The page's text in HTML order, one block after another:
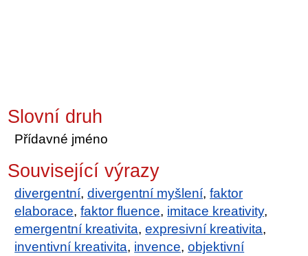
Slovní druh
Přídavné jméno
Související výrazy
divergentní,divergentní myšlení,faktor
elaborace,faktor fluence, imitace kreativity,
emergentní kreativita,expresivní kreativita,
inventivní kreativita, invence,objektivní